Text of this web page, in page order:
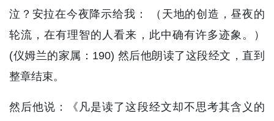
泣？安拉在今夜降示给我： （天地的创造，昼夜的
轮流，在有理智的人看来，此中确有许多迹象。）
(仪姆兰的家属：190) 然后他朗读了这段经文，直到
整章结束。
然后他说：《凡是读了这段经文却不思考其含义的